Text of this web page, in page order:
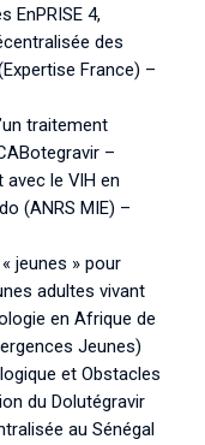
EnPRISE 4,
des
France) –
traitement
–
avec le VIH en
(ANRS MIE) –
jeunes » pour
adultes vivant
en Afrique de
Jeunes)
et Obstacles
du Dolutégravir
au Sénégal